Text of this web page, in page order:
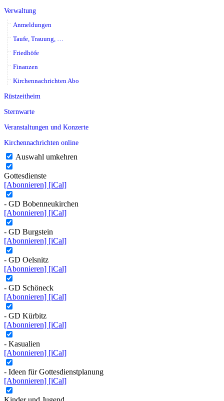
Verwaltung
Anmeldungen
Taufe, Trauung, …
Friedhöfe
Finanzen
Kirchennachrichten Abo
Rüstzeitheim
Sternwarte
Veranstaltungen und Konzerte
Kirchennachrichten online
Auswahl umkehren
Gottesdienste
[Abonnieren] [iCal]
- GD Bobenneukirchen
[Abonnieren] [iCal]
- GD Burgstein
[Abonnieren] [iCal]
- GD Oelsnitz
[Abonnieren] [iCal]
- GD Schöneck
[Abonnieren] [iCal]
- GD Kürbitz
[Abonnieren] [iCal]
- Kasualien
[Abonnieren] [iCal]
- Ideen für Gottesdienstplanung
[Abonnieren] [iCal]